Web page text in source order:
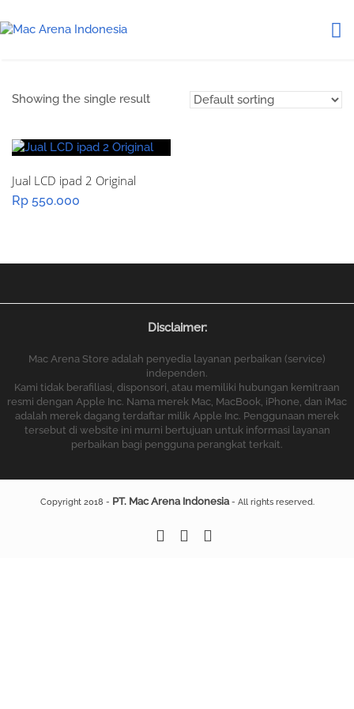
Showing the single result
Jual LCD ipad 2 Original
Rp 550.000
Disclaimer:
Mac Arena Store adalah penyedia layanan perbaikan (service)
independen.
Kami tidak berafiliasi, disponsori, atau memiliki hubungan kemitraan
resmi dengan Apple Inc. Nama merek Mac, MacBook, iPhone, dan iMac
adalah merek dagang terdaftar milik Apple Inc. Penggunaan merek
tersebut di website ini murni bertujuan untuk informasi layanan
perbaikan bagi pengguna perangkat terkait.
Copyright 2018 - PT. Mac Arena Indonesia- All rights reserved.